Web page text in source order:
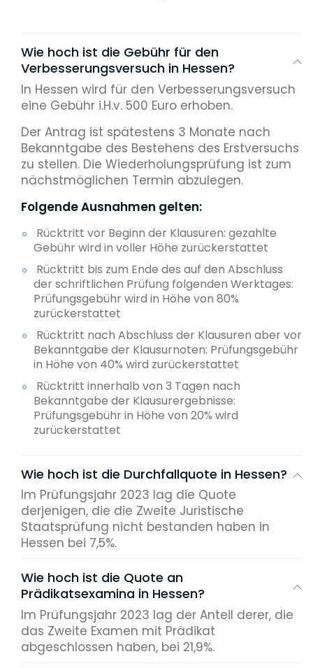
Wie hoch ist die Gebühr für den
Verbesserungsversuch in Hessen?
In Hessen wird für den Verbesserungsversuch
eine Gebühr i.H.v. 500 Euro erhoben.
Der Antrag ist spätestens 3 Monate nach
Bekanntgabe des Bestehens des Erstversuchs
zu stellen. Die Wiederholungsprüfung ist zum
nächstmöglichen Termin abzulegen.
Folgende Ausnahmen gelten:
Rücktritt vor Beginn der Klausuren: gezahlte
Gebühr wird in voller Höhe zurückerstattet
Rücktritt bis zum Ende des auf den Abschluss
der schriftlichen Prüfung folgenden Werktages:
Prüfungsgebühr wird in Höhe von 80%
zurückerstattet
Rücktritt nach Abschluss der Klausuren aber vor
Bekanntgabe der Klausurnoten: Prüfungsgebühr
in Höhe von 40% wird zurückerstattet
Rücktritt innerhalb von 3 Tagen nach
Bekanntgabe der Klausurergebnisse:
Prüfungsgebühr in Höhe von 20% wird
zurückerstattet
Wie hoch ist die Durchfallquote in Hessen?
Im Prüfungsjahr 2023 lag die Quote
derjenigen, die die Zweite Juristische
Staatsprüfung nicht bestanden haben in
Hessen bei 7,5%.
Wie hoch ist die Quote an
Prädikatsexamina in Hessen?
Im Prüfungsjahr 2023 lag der Anteil derer, die
das Zweite Examen mit Prädikat
abgeschlossen haben, bei 21,9%.